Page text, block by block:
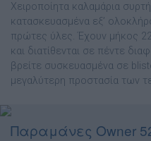
Χειροποίητα καλαµάρια
κατασκευασµένα εξ’
πρώτες ύλες. Έχουν µήκος
και διατίθενται σε πέντε
βρείτε συσκευασµένα σε
µεγαλύτερη προστασία των
Παραμάνες Owner